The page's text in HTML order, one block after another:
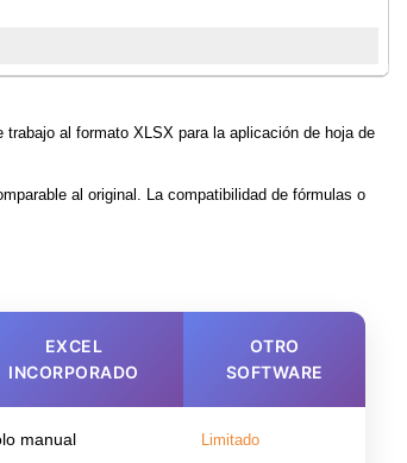
al formato XLSX para la aplicación de hoja de
al original. La compatibilidad de fórmulas o
EXCEL
INCORPORADO
OTRO
SOFTWARE
manual Limitado